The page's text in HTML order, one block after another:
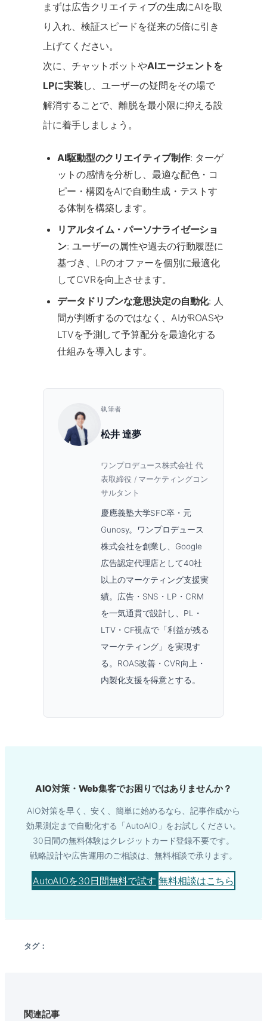
まずは広告クリエイティブの生成にAIを取
り入れ、検証スピードを従来の5倍に引き
上げてください。
次に、チャットボットやAIエージェントを
LPに実装し、ユーザーの疑問をその場で
解消することで、離脱を最小限に抑える設
計に着手しましょう。
AI駆動型のクリエイティブ制作: ターゲ
ットの感情を分析し、最適な配色・コ
ピー・構図をAIで自動生成・テストす
る体制を構築します。
リアルタイム・パーソナライゼーショ
ン: ユーザーの属性や過去の行動履歴に
基づき、LPのオファーを個別に最適化
してCVRを向上させます。
データドリブンな意思決定の自動化: 人
間が判断するのではなく、AIがROASや
LTVを予測して予算配分を最適化する
仕組みを導入します。
執筆者
松井 達夢
ワンプロデュース株式会社 代
表取締役 / マーケティングコン
サルタント
慶應義塾大学SFC卒・元
Gunosy。ワンプロデュース
株式会社を創業し、Google
広告認定代理店として40社
以上のマーケティング支援実
績。広告・SNS・LP・CRM
を一気通貫で設計し、PL・
LTV・CF視点で「利益が残る
マーケティング」を実現す
る。ROAS改善・CVR向上・
内製化支援を得意とする。
AIO対策・Web集客でお困りではありませんか？
AIO対策を早く、安く、簡単に始めるなら、記事作成から
効果測定まで自動化する「AutoAIO」をお試しください。
30日間の無料体験はクレジットカード登録不要です。
戦略設計や広告運用のご相談は、無料相談で承ります。
AutoAIOを30日間無料で試す 無料相談はこちら
タグ：
関連記事